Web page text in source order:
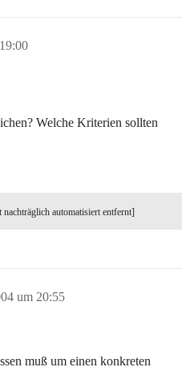
Welche Kriterien sollten
automatisiert entfernt]
um 20:55
muß um einen konkreten